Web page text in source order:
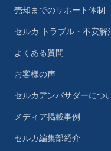
売却までのサポート体制
セルカ トラブル・不安解
よくある質問
お客様の声
セルカアンバサダーにつ
メディア掲載事例
セルカ編集部紹介